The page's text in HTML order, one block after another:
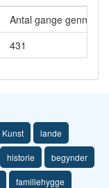
Antal gange
431
Kunst lande
historie begynder
familiehygge